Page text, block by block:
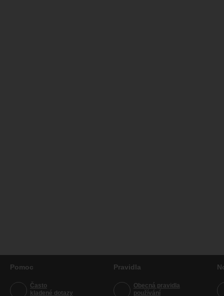
Pomoc
Často
kladené dotazy
Pravidla
Obecná pravidla
používání